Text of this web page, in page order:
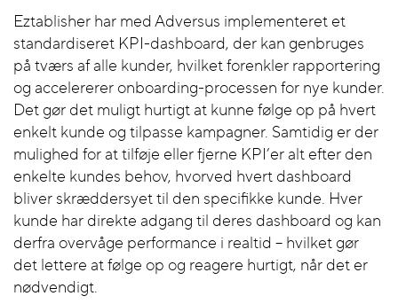
Eztablisher har med Adversus implementeret et
standardiseret KPI-dashboard, der kan genbruges
på tværs af alle kunder, hvilket forenkler rapportering
og accelererer onboarding-processen for nye kunder.
Det gør det muligt hurtigt at kunne følge op på hvert
enkelt kunde og tilpasse kampagner. Samtidig er der
mulighed for at tilføje eller fjerne KPI’er alt efter den
enkelte kundes behov, hvorved hvert dashboard
bliver skræddersyet til den specifikke kunde. Hver
kunde har direkte adgang til deres dashboard og kan
derfra overvåge performance i realtid – hvilket gør
det lettere at følge op og reagere hurtigt, når det er
nødvendigt.